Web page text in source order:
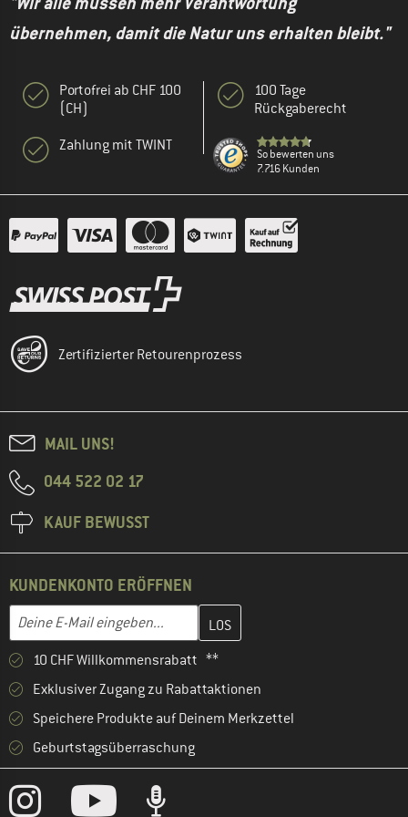
übernehmen, damit die Natur uns erhalten bleibt."
Portofrei ab CHF 100
(CH)
Zahlung mit TWINT
100 Tage
Rückgaberecht
So bewerten uns
7.716 Kunden
Zertifizierter Retourenprozess
MAIL UNS!
044 522 02 17
KAUF BEWUSST
KUNDENKONTO ERÖFFNEN
E-Mail-Adresse
Gib hier deine E-Mail-Adresse ein und erstelle im nächsten
10 CHF Willkommensrabatt **
Exklusiver Zugang zu Rabattaktionen
Speichere Produkte auf Deinem Merkzettel
Geburtstagsüberraschung